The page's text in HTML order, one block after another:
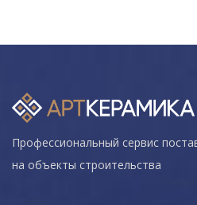
Профессиональный сервис
на объекты строительства